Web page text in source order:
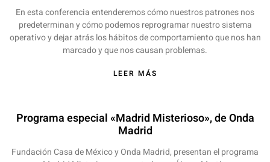
En esta conferencia entenderemos cómo nuestros patrones nos
predeterminan y cómo podemos reprogramar nuestro sistema
operativo y dejar atrás los hábitos de comportamiento que nos han
marcado y que nos causan problemas.
LEER MÁS
Programa especial «Madrid Misterioso», de Onda
Madrid
Fundación Casa de México y Onda Madrid, presentan el programa